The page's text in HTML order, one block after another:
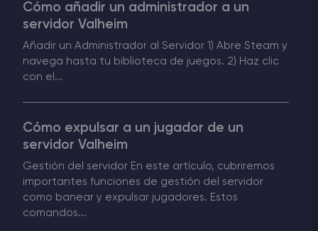
Rust Alojamiento de servidores
Palworld Alojamiento de servidores
Juegos
Cómo añadir un administrador a un
servidor Valheim
Añadir un Administrador al Servidor 1) Abre Steam y
navega hasta tu biblioteca de juegos. 2) Haz clic
con el...
Cómo expulsar a un jugador de un
servidor Valheim
Gestión del servidor En este artículo, cubriremos
importantes funciones de gestión del servidor
como banear y expulsar jugadores. Estos
comandos...